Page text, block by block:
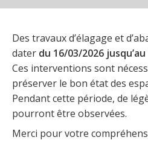
Des travaux d’élagage et
dater du 16/03/2026
Ces interventions sont
préserver le bon état des
Pendant cette période, de
pourront être observées.
Merci pour votre